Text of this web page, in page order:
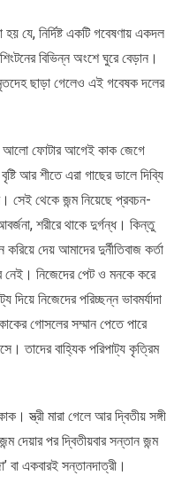
যে, নির্দিষ্ট একটি গবেষণায় একদল
বিভিন্ন অংশে ঘুরে বেড়ান।
ছাড়া গেলেও এই গবেষক দলের
আলো ফোটার আগেই কাক জেগে
আর শীতে এরা গাছের ডালে দিব্যি
সেই থেকে জন্ম নিয়েছে প্রবচন-
শরীরে থাকে দুর্গন্ধ। কিন্তু
দেয় আমাদের দুর্নীতিবাজ কর্তা
নেই। নিজেদের পেট ও মনকে করে
দিয়ে নিজেদের পরিচ্ছন্ন ভাবমর্যাদা
গোসলের সম্মান পেতে পারে
তাদের বাহ্যিক পরিপাট্য কৃত্রিম
স্ত্রী মারা গেলে আর দ্বিতীয় সঙ্গী
দেয়ার পর দ্বিতীয়বার সন্তান জন্ম
বা একবারই সন্তানদাত্রী।